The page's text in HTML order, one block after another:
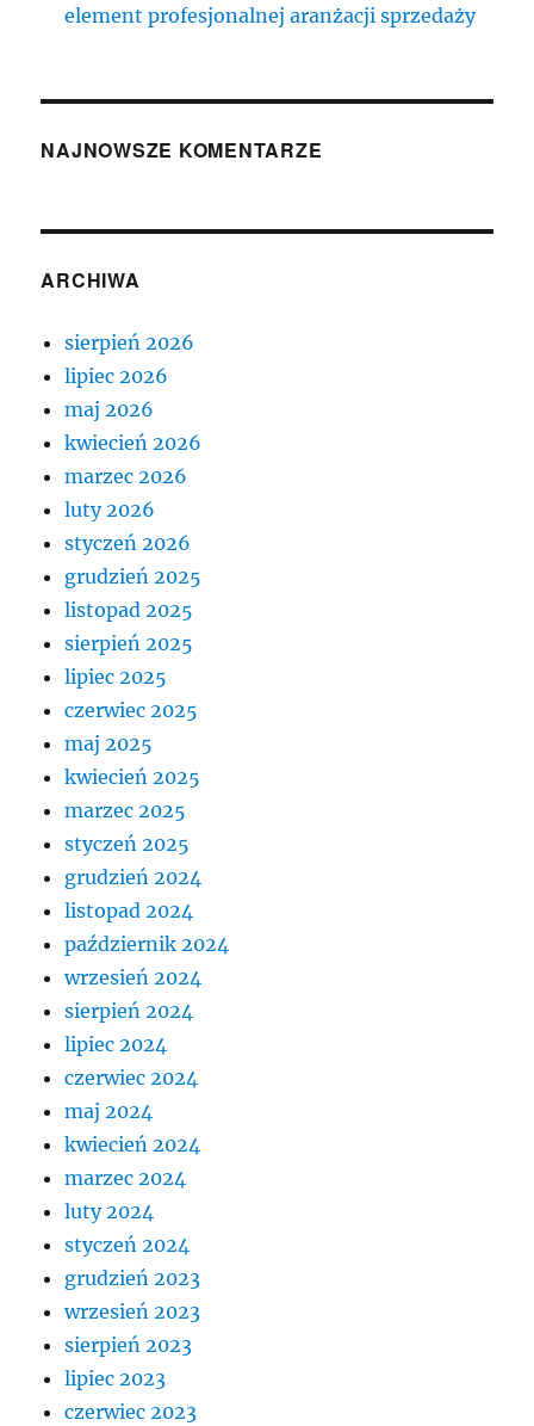
element profesjonalnej aranżacji sprzedaży
NAJNOWSZE KOMENTARZE
ARCHIWA
sierpień 2026
lipiec 2026
maj 2026
kwiecień 2026
marzec 2026
luty 2026
styczeń 2026
grudzień 2025
listopad 2025
sierpień 2025
lipiec 2025
czerwiec 2025
maj 2025
kwiecień 2025
marzec 2025
styczeń 2025
grudzień 2024
listopad 2024
październik 2024
wrzesień 2024
sierpień 2024
lipiec 2024
czerwiec 2024
maj 2024
kwiecień 2024
marzec 2024
luty 2024
styczeń 2024
grudzień 2023
wrzesień 2023
sierpień 2023
lipiec 2023
czerwiec 2023